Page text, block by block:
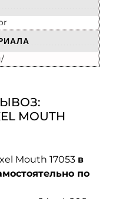
MOUTH
Mouth 17053 в
по